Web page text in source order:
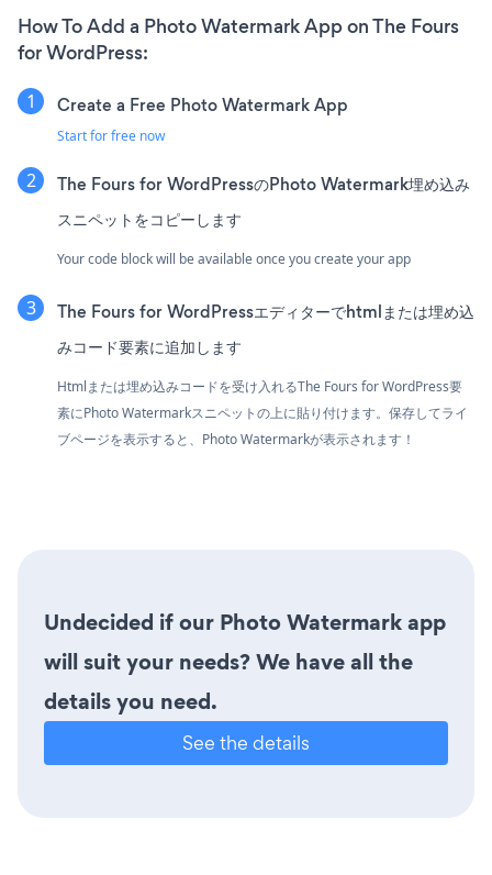
How To Add a Photo Watermark App on The Fours
for WordPress:
Create a Free Photo Watermark App
Start for free now
The Fours for WordPressのPhoto Watermark埋め込み
スニペットをコピーします
Your code block will be available once you create your app
The Fours for WordPressエディターでhtmlまたは埋め込
みコード要素に追加します
Htmlまたは埋め込みコードを受け入れるThe Fours for WordPress要
素にPhoto Watermarkスニペットの上に貼り付けます。保存してライ
ブページを表示すると、Photo Watermarkが表示されます！
Undecided if our Photo Watermark app
will suit your needs? We have all the
details you need.
See the details